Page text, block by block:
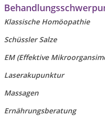
Klassische Homöopathie
Schüssler Salze
EM (Effektive
Laserakupunktur
Massagen
Ernährungsberatung